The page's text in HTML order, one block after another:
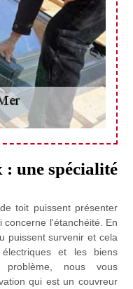
une spécialité
toit puissent présenter
l'étanchéité. En
puissent survenir et cela
et les biens
nous vous
qui est un couvreur